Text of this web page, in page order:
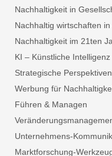
Nachhaltigkeit in
Nachhaltig wirtschaften
Nachhaltigkeit im 21ten
KI – Künstliche
Strategische Perspektiven
Werbung für
Führen & Managen
Unternehmens-
Marktforschung-